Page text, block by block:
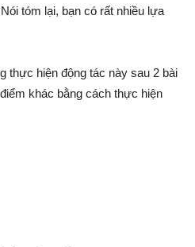
tóm lại, bạn có rất nhiều lựa
thực hiện động tác này sau 2 bài
khác bằng cách thực hiện